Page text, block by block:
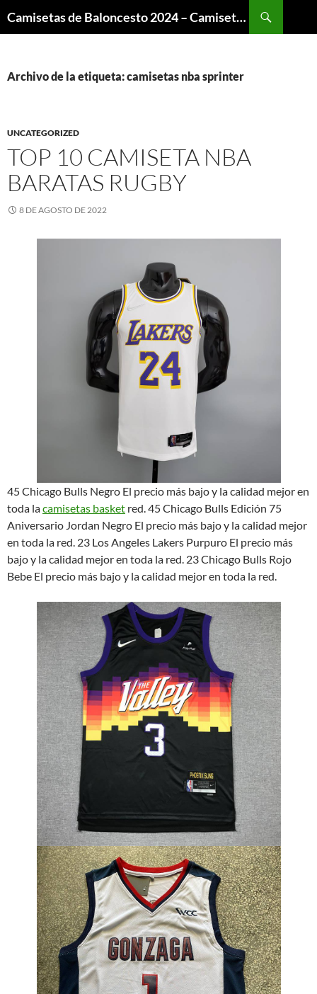
Camisetas de Baloncesto 2024 – Camisetas NBA
Archivo de la etiqueta: camisetas nba sprinter
UNCATEGORIZED
TOP 10 CAMISETA NBA
BARATAS RUGBY
8 DE AGOSTO DE 2022
45 Chicago Bulls Negro El precio más bajo y la calidad mejor en
toda lacamisetas basket red. 45 Chicago Bulls Edición 75
Aniversario Jordan Negro El precio más bajo y la calidad mejor
en toda la red. 23 Los Angeles Lakers Purpuro El precio más
bajo y la calidad mejor en toda la red. 23 Chicago Bulls Rojo
Bebe El precio más bajo y la calidad mejor en toda la red.